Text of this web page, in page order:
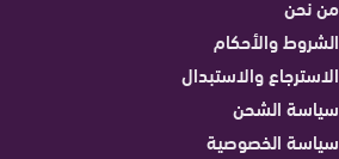
الشروط والأحكام
الاسترجاع والاستبدال
سياسة الشحن
سياسة الخصوصية